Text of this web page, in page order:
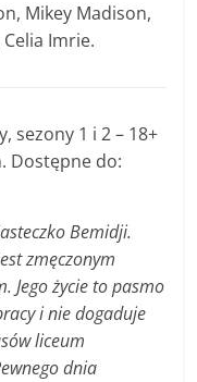
Mikey Madison,
Imrie.
sezony 1 i 2 – 18+
Dostępne do:
Bemidji.
zmęczonym
Jego życie to pasmo
i nie dogaduje
liceum
dnia